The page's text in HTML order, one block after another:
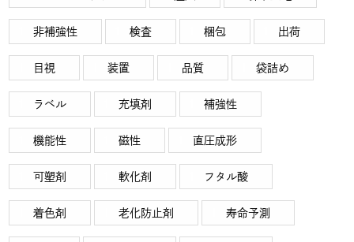
非補強性 検査 梱包 出荷
目視 装置 品質 袋詰め
ラベル 充填剤 補強性
機能性 磁性 直圧成形
可塑剤 軟化剤 フタル酸
着色剤 老化防止剤 寿命予測